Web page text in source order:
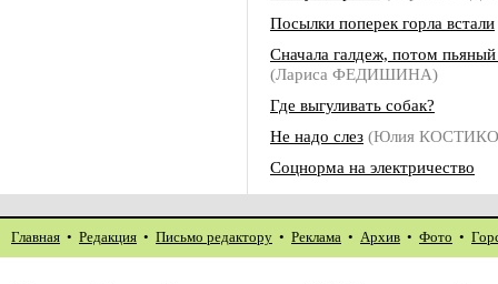
Посылки поперек горла встали
Сначала галдеж, потом
(Лариса ФЕДИШИНА)
Где выгуливать собак?
Не надо слез (Юлия
Соцнорма на электричество
Главная • Редакция • Письмо редактору • Реклама • Архив • Фото •